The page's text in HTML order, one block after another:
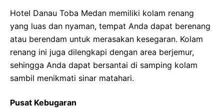
Hotel Danau Toba Medan memiliki kolam renang
yang luas dan nyaman, tempat Anda dapat berenang
atau berendam untuk merasakan kesegaran. Kolam
renang ini juga dilengkapi dengan area berjemur,
sehingga Anda dapat bersantai di samping kolam
sambil menikmati sinar matahari.
Pusat Kebugaran